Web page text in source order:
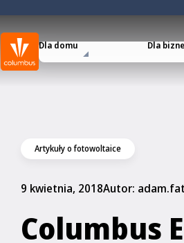
Dla domu Dla
Artykuły o fotowoltaice
9 kwietnia, 2018Autor:
Columbus